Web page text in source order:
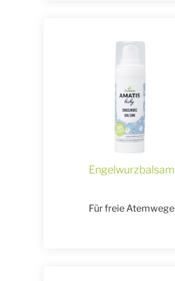
Engelwurzbalsam
Für freie Atemwege